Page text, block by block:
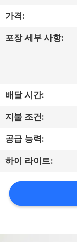
여
여
행
품
질
관
가격:
포장 세부 사항:
배달 시간:
지불 조건:
공급 능력:
하이 라이트: